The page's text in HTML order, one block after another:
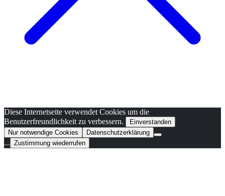
Diese Internetseite verwendet Cookies um die
Benutzerfreundlichkeit zu verbessern.
Einverstanden
Nur notwendige Cookies
Datenschutzerklärung
... Zustimmung wiederrufen